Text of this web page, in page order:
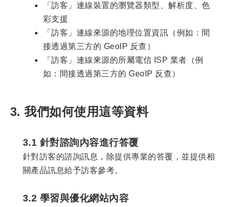
「訪客」連線裝置的瀏覽器類型、解析度、色
彩支援
「訪客」連線來源的地理位置資訊（例如：間
接透過第三方的 GeoIP 反查）
「訪客」連線來源的所屬電信 ISP 業者（例
如：間接透過第三方的 GeoIP 反查）
3. 我們如何使用這等資料
3.1 針對諮詢內容進行答覆
針對訪客的諮詢訊息，除提供專業的答覆，並提供相
關產品訊息給予訪客參考。
3.2 學習與優化網站內容